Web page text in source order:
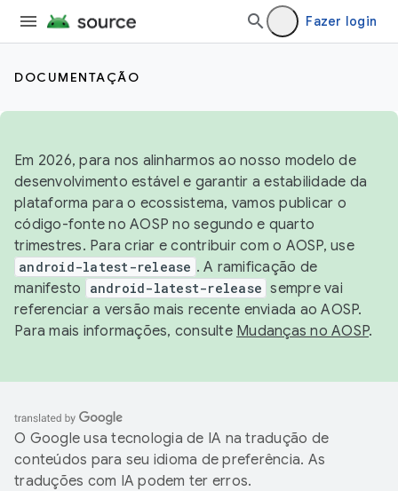
Fazer login
DOCUMENTAÇÃO
Em 2026, para nos alinharmos ao nosso modelo de
desenvolvimento estável e garantir a estabilidade da
plataforma para o ecossistema, vamos publicar o
código-fonte no AOSP no segundo e quarto
trimestres. Para criar e contribuir com o AOSP, use
android-latest-release . A ramificação de
manifesto
android-latest-release sempre vai
referenciar a versão mais recente enviada ao AOSP.
Para mais informações, consulte Mudanças no AOSP.
O Google usa tecnologia de IA na tradução de
conteúdos para seu idioma de preferência. As
traduções com IA podem ter erros.